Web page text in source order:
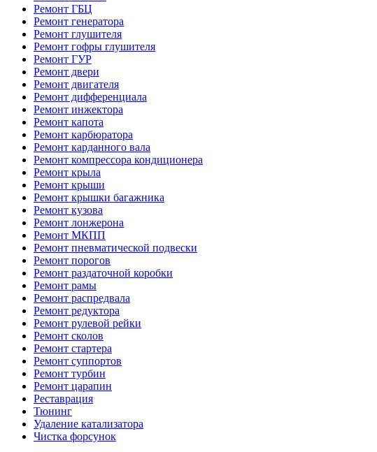
Ремонт ГБЦ
Ремонт генератора
Ремонт глушителя
Ремонт гофры глушителя
Ремонт ГУР
Ремонт двери
Ремонт двигателя
Ремонт дифференциала
Ремонт инжектора
Ремонт капота
Ремонт карбюратора
Ремонт карданного вала
Ремонт компрессора кондиционера
Ремонт крыла
Ремонт крыши
Ремонт крышки багажника
Ремонт кузова
Ремонт лонжерона
Ремонт МКПП
Ремонт пневматической подвески
Ремонт порогов
Ремонт раздаточной коробки
Ремонт рамы
Ремонт распредвала
Ремонт редуктора
Ремонт рулевой рейки
Ремонт сколов
Ремонт стартера
Ремонт суппортов
Ремонт турбин
Ремонт царапин
Реставрация
Тюнинг
Удаление катализатора
Чистка форсунок